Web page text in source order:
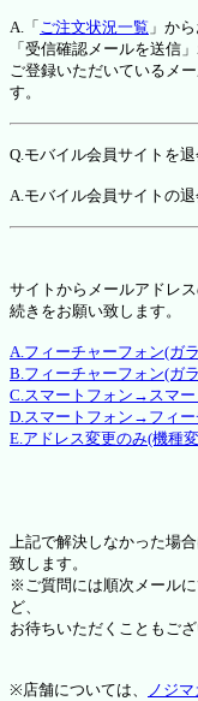
A.「 ご注文状況一覧 」か
「受信確認メールを送信
ご登録いただいているメ
す。
Q.モバイル会員サイトを退
A.モバイル会員サイトの退
サイトからメールアドレ
続きをお願い致します。
A.フィーチャーフォン(ガ
B.フィーチャーフォン(ガ
C.スマートフォン→スマー
D.スマートフォン→フィ
E.アドレス変更のみ(機種
上記で解決しなかった場合
致します。
※ご質問には順次メール
ど、
お待ちいただくこともご
※店舗については、 ノジ